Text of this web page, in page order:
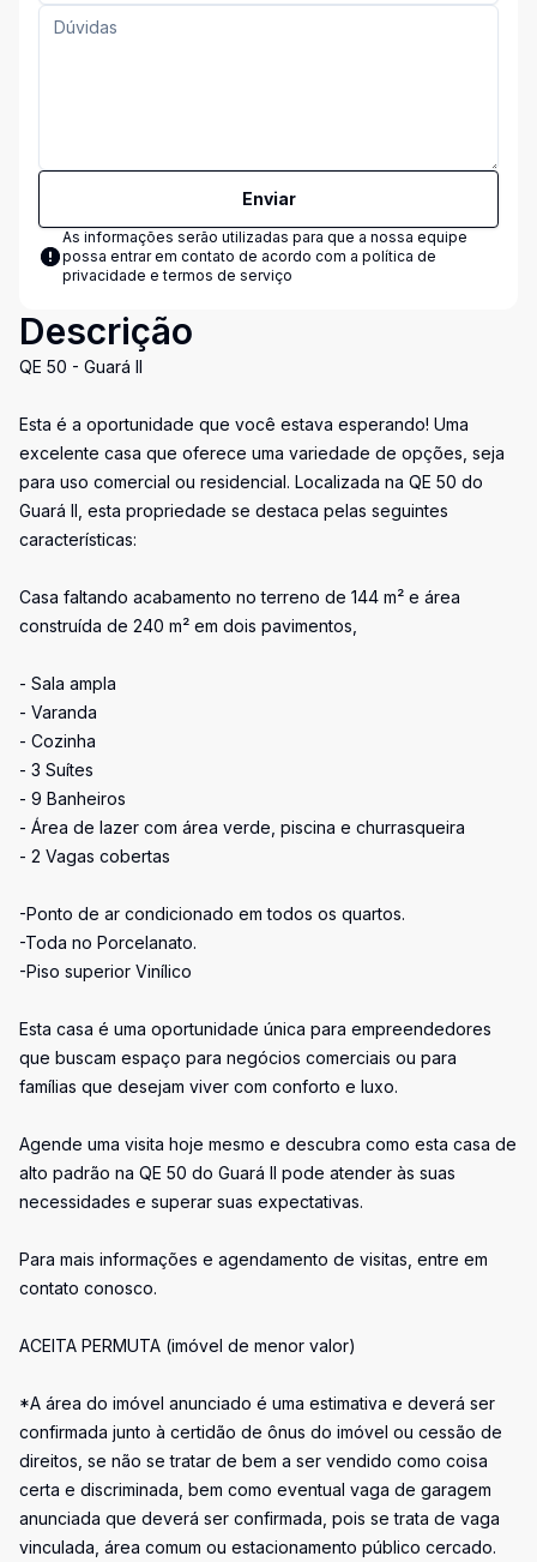
Enviar
As informações serão utilizadas para que a nossa equipe
possa entrar em contato de acordo com a política de
privacidade e termos de serviço
Descrição
QE 50 - Guará II
Esta é a oportunidade que você estava esperando! Uma
excelente casa que oferece uma variedade de opções, seja
para uso comercial ou residencial. Localizada na QE 50 do
Guará II, esta propriedade se destaca pelas seguintes
características:
Casa faltando acabamento no terreno de 144 m² e área
construída de 240 m² em dois pavimentos,
- Sala ampla
- Varanda
- Cozinha
- 3 Suítes
- 9 Banheiros
- Área de lazer com área verde, piscina e churrasqueira
- 2 Vagas cobertas
-Ponto de ar condicionado em todos os quartos.
-Toda no Porcelanato.
-Piso superior Vinílico
Esta casa é uma oportunidade única para empreendedores
que buscam espaço para negócios comerciais ou para
famílias que desejam viver com conforto e luxo.
Agende uma visita hoje mesmo e descubra como esta casa de
alto padrão na QE 50 do Guará II pode atender às suas
necessidades e superar suas expectativas.
Para mais informações e agendamento de visitas, entre em
contato conosco.
ACEITA PERMUTA (imóvel de menor valor)
*A área do imóvel anunciado é uma estimativa e deverá ser
confirmada junto à certidão de ônus do imóvel ou cessão de
direitos, se não se tratar de bem a ser vendido como coisa
certa e discriminada, bem como eventual vaga de garagem
anunciada que deverá ser confirmada, pois se trata de vaga
vinculada, área comum ou estacionamento público cercado.